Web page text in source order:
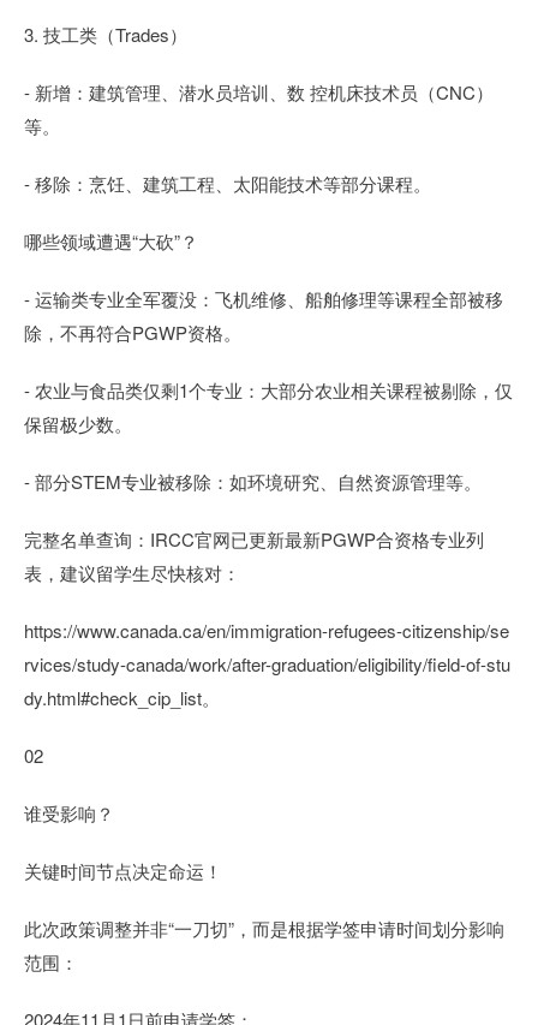
3. 技工类（Trades）
- 新增：建筑管理、潜水员培训、数 控机床技术员（CNC）
等。
- 移除：烹饪、建筑工程、太阳能技术等部分课程。
哪些领域遭遇“大砍”？
- 运输类专业全军覆没：飞机维修、船舶修理等课程全部被移
除，不再符合PGWP资格。
- 农业与食品类仅剩1个专业：大部分农业相关课程被剔除，仅
保留极少数。
- 部分STEM专业被移除：如环境研究、自然资源管理等。
完整名单查询：IRCC官网已更新最新PGWP合资格专业列
表，建议留学生尽快核对：
https://www.canada.ca/en/immigration-refugees-citizenship/se
rvices/study-canada/work/after-graduation/eligibility/field-of-stu
dy.html#check_cip_list。
02
谁受影响？
关键时间节点决定命运！
此次政策调整并非“一刀切”，而是根据学签申请时间划分影响
范围：
2024年11月1日前申请学签：